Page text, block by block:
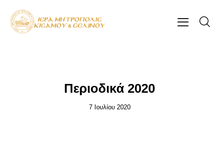
Περιοδικά 2020
7 Ιουλίου 2020